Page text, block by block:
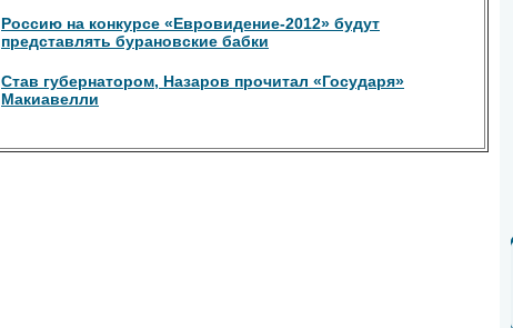
Россию на конкурсе «Евровидение-2012» будут
представлять бурановские бабки
Став губернатором, Назаров прочитал «Государя»
Макиавелли